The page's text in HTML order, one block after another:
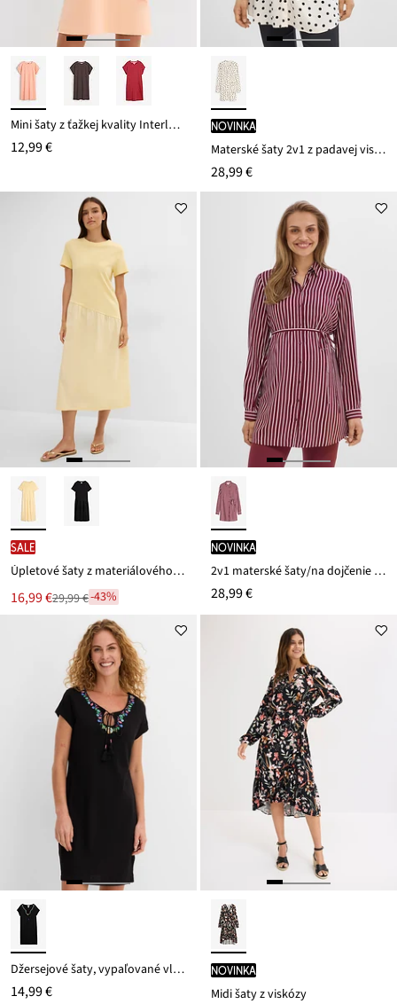
Mini šaty z ťažkej kvality Interlock
12,99 €
novinka
Materské šaty 2v1 z padavej viskózy
28,99 €
SALE
Úpletové šaty z materiálového mixu
Nová
cena
16,99 €
Zľava 29,99 €-43%
novinka
2v1 materské šaty/na dojčenie z padavej viskózy
28,99 €
Džersejové šaty, vypaľované vlákno
14,99 €
novinka
Midi šaty z viskózy